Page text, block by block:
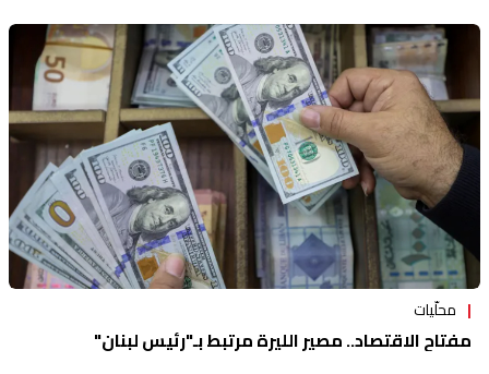
محلّيات
مفتاح الاقتصاد.. مصير الليرة مرتبط بـ"رئيس لبنان"